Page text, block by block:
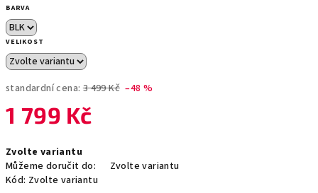
BARVA
VELIKOST
standardní cena: 3 499 Kč –48 %
1 799 Kč
cena:
Zvolte variantu
Můžeme doručit do:
Zvolte variantu
Kód: Zvolte variantu